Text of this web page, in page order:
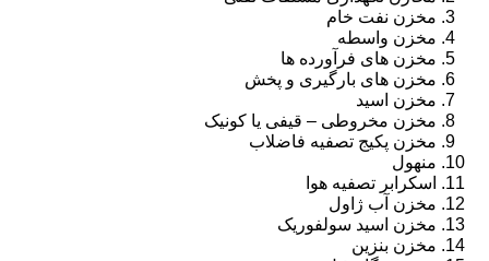
مخزن نفت خام
مخزن واسطه
مخزن های فرآورده ها
مخزن های بارگیری و پخش
مخزن اسید
مخزن مخروطی – قیفی یا کونیک
مخزن پکیج تصفیه فاضلاب
منهول
اسکرابر تصفیه هوا
مخزن آب ژاول
مخزن اسید سولفوریک
مخزن بنزین